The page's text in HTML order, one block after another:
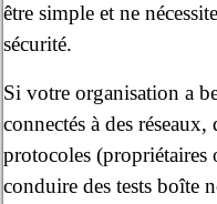
être simple et ne
sécurité.
Si votre organisation a
connectés à des
protocoles
conduire des tests boîte